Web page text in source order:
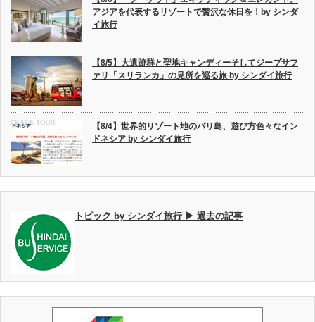
アジアを代表するリゾートで贅沢な休日を！by シンダ
イ旅行
【8/5】大遺跡群と聖地キャンディーそしてジープサフ
ァリ「スリランカ」の見所を巡る旅 by シンダイ旅行
【8/4】世界的リゾート地のバリ島、遊び方色々なイン
ドネシア by シンダイ旅行
トピック by シンダイ旅行 ▶ 過去の記事